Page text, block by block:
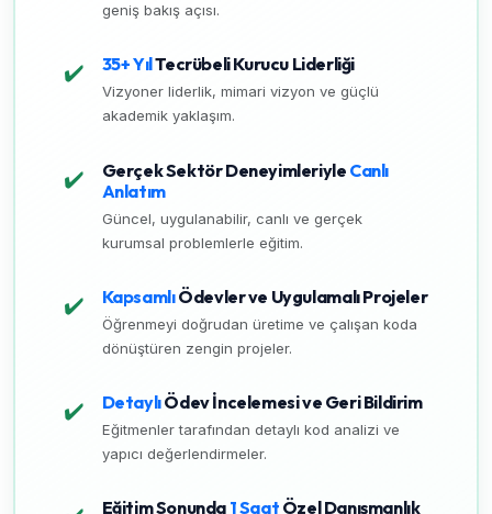
geniş bakış açısı.
✔️ 35+ YılTecrübeli Kurucu Liderliği
Vizyoner liderlik, mimari vizyon ve güçlü
akademik yaklaşım.
✔️ Gerçek Sektör Deneyimleriyle Canlı
Anlatım
Güncel, uygulanabilir, canlı ve gerçek
kurumsal problemlerle eğitim.
✔️ KapsamlıÖdevler ve Uygulamalı Projeler
Öğrenmeyi doğrudan üretime ve çalışan koda
dönüştüren zengin projeler.
✔️ DetaylıÖdev İncelemesi ve Geri Bildirim
Eğitmenler tarafından detaylı kod analizi ve
yapıcı değerlendirmeler.
Eğitim Sonunda 1 Saat Özel Danışmanlık